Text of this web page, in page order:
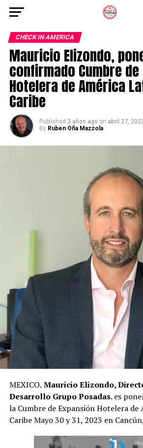
CHECK IN AMERICA
Mauricio Elizondo,
confirmado Cumbre de
Hotelera de América
Caribe
Published 3 años ago on abril 27,
By Ruben Oña Mazzola
MEXICO.Mauricio Elizondo,
Desarrollo Grupo Posadas.es
la Cumbre de Expansión Hotelera de
Caribe Mayo 30 y 31, 2023 en